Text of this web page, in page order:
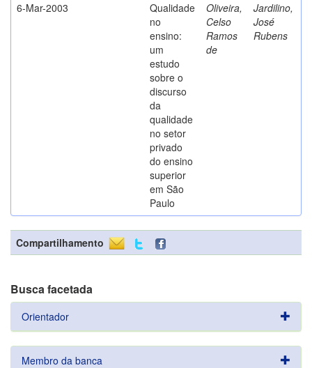
6-Mar-2003
Qualidade
no
ensino:
um
estudo
sobre o
discurso
da
qualidade
no setor
privado
do ensino
superior
em São
Paulo
Oliveira,
Celso
Ramos
de
Jardilino,
José
Rubens
Compartilhamento
Busca facetada
Orientador
Membro da banca